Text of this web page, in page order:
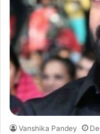
Vanshika Pandey